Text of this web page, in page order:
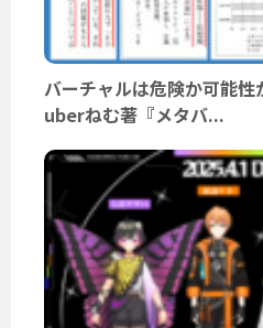
バーチャルは危険か可能
uberねむ著『メタバ...